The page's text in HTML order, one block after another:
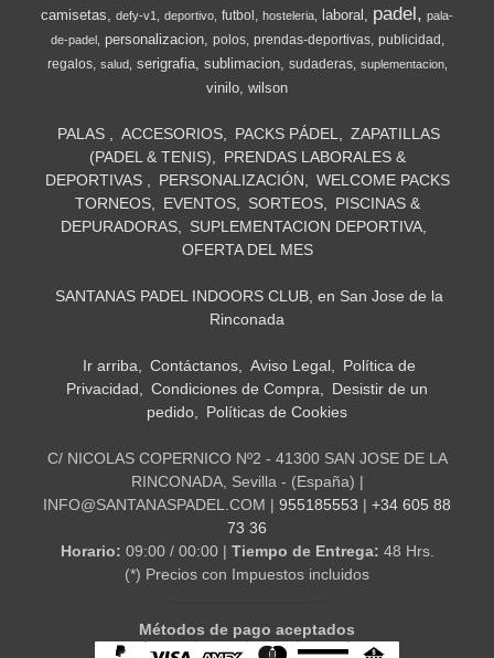
camisetas defy-v1 deportivo futbol hosteleria laboral padel
pala-
de-padel
personalizacion polos prendas-deportivas publicidad
regalos
salud serigrafia sublimacion sudaderas suplementacion
vinilo wilson
PALAS ACCESORIOS PACKS PÁDEL
ZAPATILLAS
(PADEL & TENIS)
PRENDAS LABORALES &
DEPORTIVAS
PERSONALIZACIÓN
WELCOME PACKS
TORNEOS
EVENTOS SORTEOS
PISCINAS &
DEPURADORAS
SUPLEMENTACION DEPORTIVA
OFERTA DEL MES
SANTANAS PADEL INDOORS CLUB, en San Jose de la
Rinconada
Ir arriba Contáctanos Aviso Legal
Política de
Privacidad
Condiciones de Compra
Desistir de un
pedido
Políticas de Cookies
C/ NICOLAS COPERNICO Nº2 - 41300 SAN JOSE DE LA
RINCONADA, Sevilla - (España) |
INFO@SANTANASPADEL.COM | 955185553 | +34 605 88
73 36
Horario: 09:00 / 00:00 | Tiempo de Entrega: 48 Hrs.
(*) Precios con Impuestos incluidos
Métodos de pago aceptados